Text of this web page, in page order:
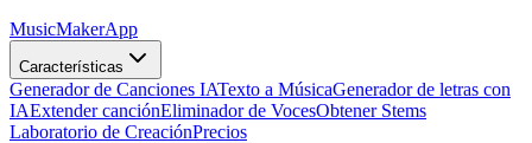
MusicMakerApp
Características
Generador de Canciones IATexto a MúsicaGenerador de letras con
IAExtender canciónEliminador de VocesObtener Stems
Laboratorio de CreaciónPrecios